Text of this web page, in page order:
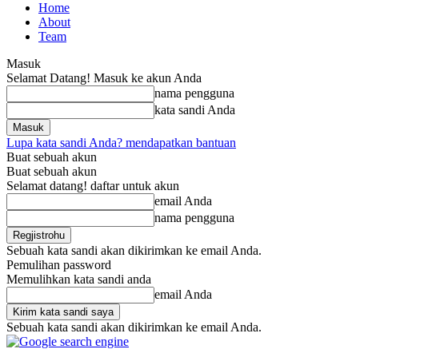
Home
About
Team
Masuk
Selamat Datang! Masuk ke akun Anda
nama pengguna
kata sandi Anda
Lupa kata sandi Anda? mendapatkan bantuan
Buat sebuah akun
Buat sebuah akun
Selamat datang! daftar untuk akun
email Anda
nama pengguna
Sebuah kata sandi akan dikirimkan ke email Anda.
Pemulihan password
Memulihkan kata sandi anda
email Anda
Sebuah kata sandi akan dikirimkan ke email Anda.